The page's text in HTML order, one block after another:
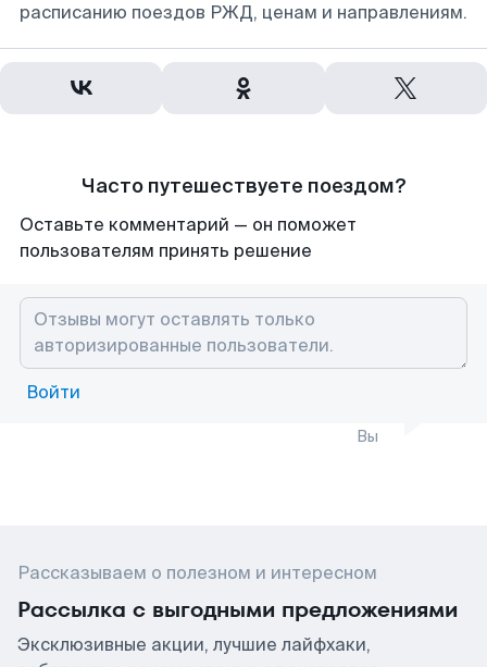
расписанию поездов РЖД, ценам и направлениям.
Часто путешествуете поездом?
Оставьте комментарий — он поможет
пользователям принять решение
Войти
Вы
Рассказываем о полезном и интересном
Рассылка с выгодными предложениями
Эксклюзивные акции, лучшие лайфхаки,